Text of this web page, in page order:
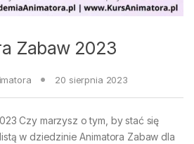
Zabaw 2023
20 sierpnia 2023
Czy marzysz o tym, by stać się
w dziedzinie Animatora Zabaw dla